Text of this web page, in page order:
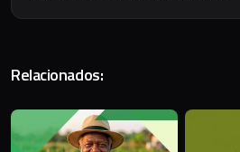
Relacionados: